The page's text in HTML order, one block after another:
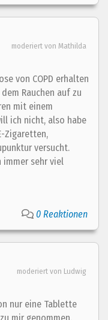
moderiert von Mathilda
von COPD erhalten
Rauchen auf zu
mit einem
ich nicht, also habe
Zigaretten,
versucht.
immer sehr viel
0 Reaktionen
moderiert von Ludwig
nur eine Tablette
mir genommen.